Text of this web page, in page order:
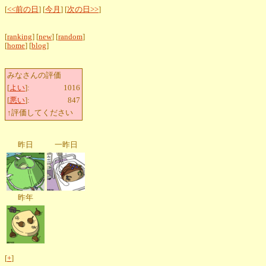
[<<前の日 ] [今月 ] [次の日>>]
[ranking] [new] [random]
[home] [blog]
みなさんの評価
[よい]:
1016
[悪い]:
847
↑評価してください
昨日 一昨日
昨年
[+]